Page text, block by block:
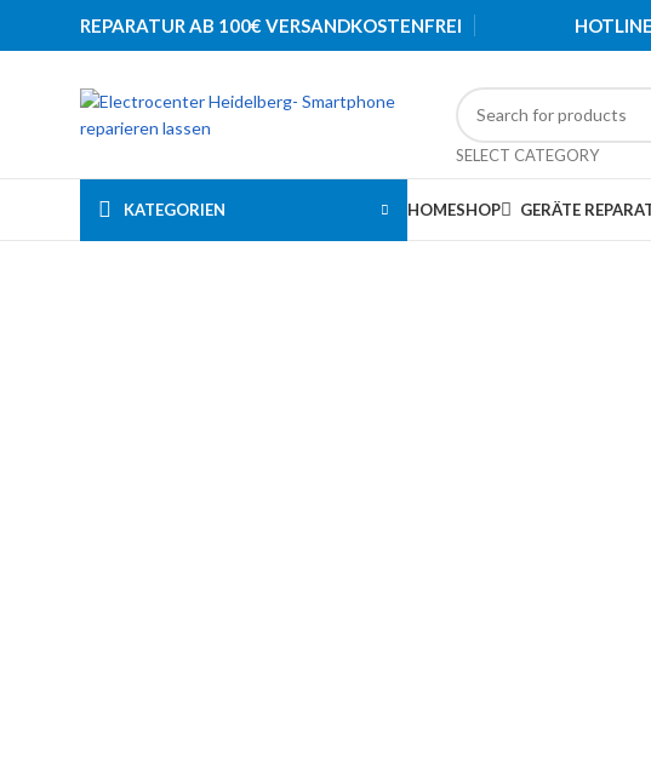
REPARATUR AB 100€ VERSANDKOSTENFREI
SELECT CATEGORY
KATEGORIEN HOMESHOP GERÄTE